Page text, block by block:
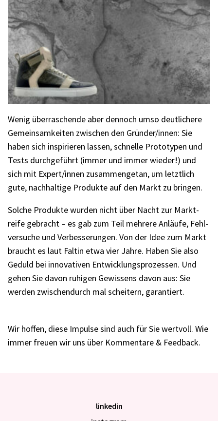
Wenig über­ra­schende aber dennoch umso deut­li­chere
Gemein­sam­kei­ten zwischen den Gründer/innen: Sie
haben sich inspi­rie­ren lassen, schnelle Proto­ty­pen und
Tests durch­ge­führt (immer und immer wieder!) und
sich mit Expert/innen zusam­men­ge­tan, um letzt­lich
gute, nach­hal­tige Produkte auf den Markt zu brin­gen.
Solche Produkte wurden nicht über Nacht zur Markt­
reife gebracht – es gab zum Teil mehrere Anläufe, Fehl­
ver­su­che und Verbes­se­run­gen. Von der Idee zum Markt
braucht es laut Faltin etwa vier Jahre. Haben Sie also
Geduld bei inno­va­ti­ven Entwick­lungs­pro­zes­sen. Und
gehen Sie davon ruhi­gen Gewis­sens davon aus: Sie
werden zwischen­durch mal schei­tern, garan­tiert.
Wir hoffen, diese Impulse sind auch für Sie wert­voll. Wie
immer freuen wir uns über Kommen­tare & Feed­back.
linkedin